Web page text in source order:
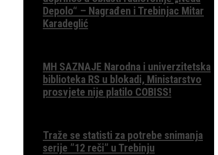
Depolo“ – Nagrađen i Trebinjac Mitar
Karadeglić
MH SAZNAJE Narodna i univerzitetska
biblioteka RS u blokadi, Ministarstvo
prosvjete nije platilo COBISS!
Traže se statisti za potrebe snimanja
serije ”12 reči” u Trebinju